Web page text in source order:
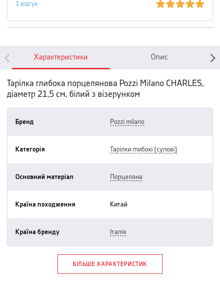
1 відгук
Характеристики Опис
Тарілка глибока порцелянова Pozzi Milano CHARLES,
діаметр 21,5 см, білий з візерунком
Бренд pozzi milano
Категорія тарілки глибокі (супові)
Основний матеріал порцеляна
Країна походження китай
Країна бренду італія
БІЛЬШЕ ХАРАКТЕРИСТИК